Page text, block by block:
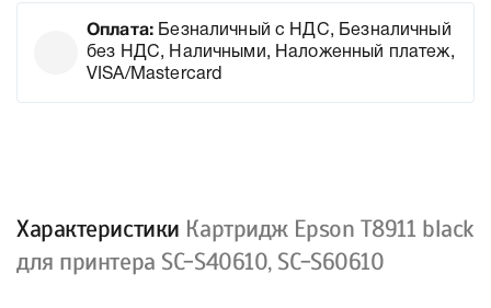
Оплата: Безналичный с НДС, Безналичный
без НДС, Наличными, Наложенный платеж,
VISA/Mastercard
Характеристики Картридж Epson T8911 black
для принтера SC-S40610, SC-S60610